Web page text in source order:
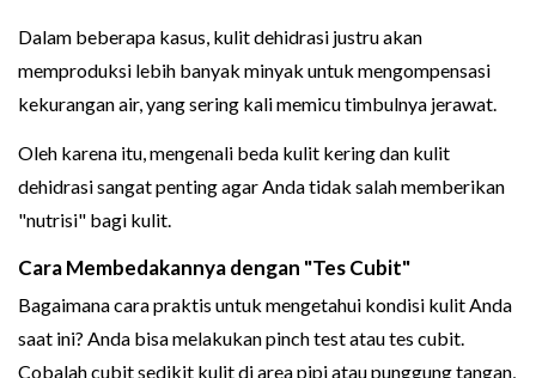
Dalam beberapa kasus, kulit dehidrasi justru akan
memproduksi lebih banyak minyak untuk mengompensasi
kekurangan air, yang sering kali memicu timbulnya jerawat.
Oleh karena itu, mengenali beda kulit kering dan kulit
dehidrasi sangat penting agar Anda tidak salah memberikan
"nutrisi" bagi kulit.
Cara Membedakannya dengan "Tes Cubit"
Bagaimana cara praktis untuk mengetahui kondisi kulit Anda
saat ini? Anda bisa melakukan pinch test atau tes cubit.
Cobalah cubit sedikit kulit di area pipi atau punggung tangan,